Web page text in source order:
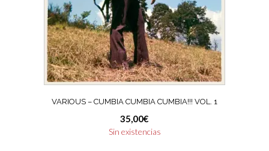
VARIOUS – CUMBIA CUMBIA CUMBIA!!! VOL. 1
35,00€
Sin existencias